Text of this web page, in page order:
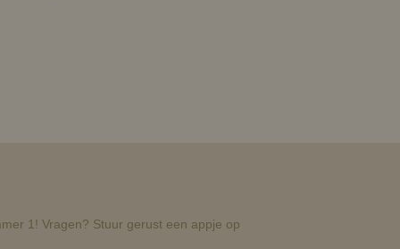
1! Vragen? Stuur gerust een appje op